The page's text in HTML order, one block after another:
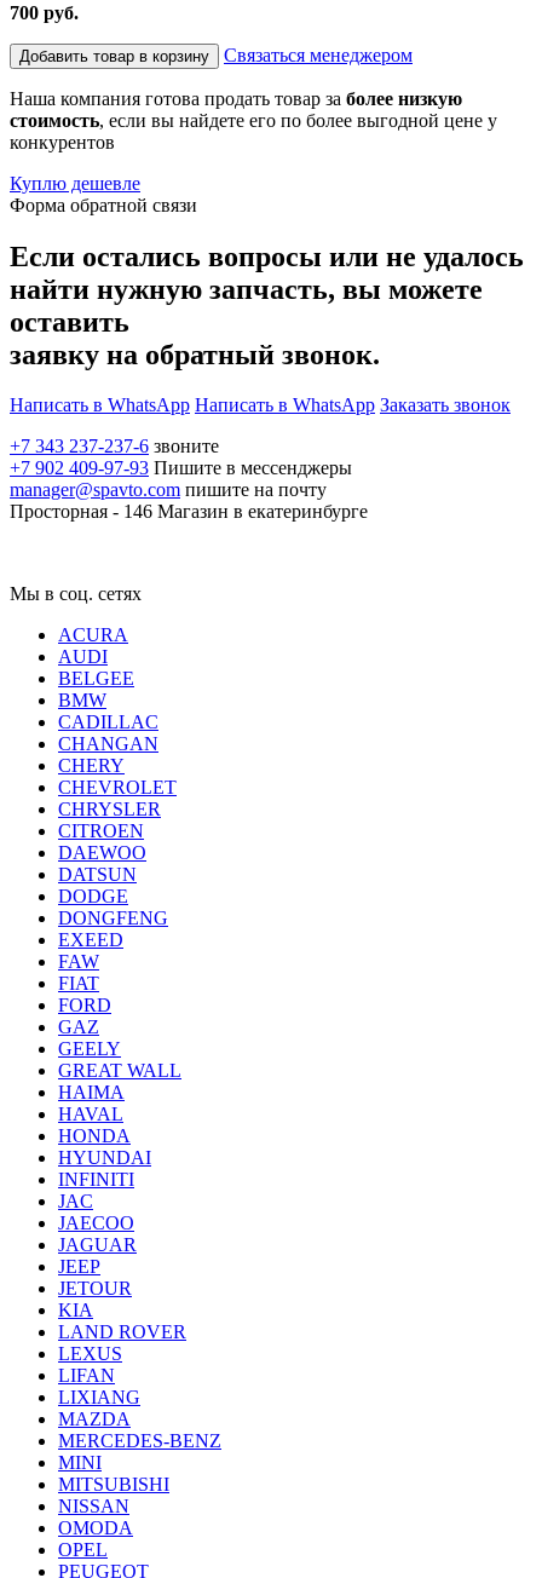
700 руб.
Добавить товар в корзину Связаться менеджером
Наша компания готова продать товар за более низкую
стоимость, если вы найдете его по более выгодной цене у
конкурентов
Куплю дешевле
Форма обратной связи
Если остались вопросы или не удалось
найти нужную запчасть, вы можете
оставить
заявку на обратный звонок.
Написать в WhatsApp Написать в WhatsApp Заказать звонок
+7 343 237-237-6 звоните
+7 902 409-97-93 Пишите в мессенджеры
manager@spavto.com пишите на почту
Просторная - 146 Магазин в екатеринбурге
Мы в соц. сетях
ACURA
AUDI
BELGEE
BMW
CADILLAC
CHANGAN
CHERY
CHEVROLET
CHRYSLER
CITROEN
DAEWOO
DATSUN
DODGE
DONGFENG
EXEED
FAW
FIAT
FORD
GAZ
GEELY
GREAT WALL
HAIMA
HAVAL
HONDA
HYUNDAI
INFINITI
JAC
JAECOO
JAGUAR
JEEP
JETOUR
KIA
LAND ROVER
LEXUS
LIFAN
LIXIANG
MAZDA
MERCEDES-BENZ
MINI
MITSUBISHI
NISSAN
OMODA
OPEL
PEUGEOT